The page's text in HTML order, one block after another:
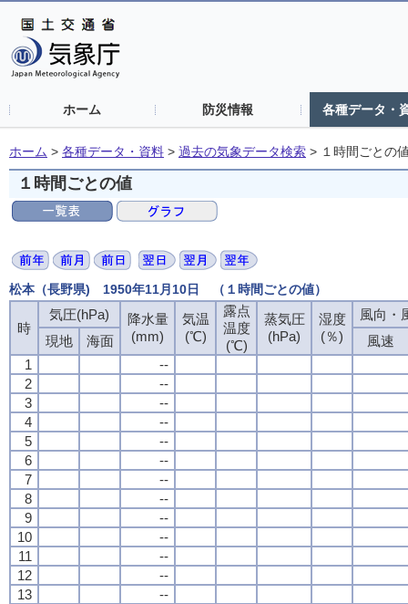
ホーム 防災情報 各種データ・
ホーム > 各種データ・資料 > 過去の気象データ検索 > １時間ごとの
１時間ごとの値
松本（長野県) 1950年11月10日 （１時間ごとの値）
時
気圧(hPa)
降水量
(mm)
気温
(℃)
露点
温度
(℃)
蒸気圧
(hPa)
湿度
(％)
風向・
現地
海面
風速
1
--
2
--
3
--
4
--
5
--
6
--
7
--
8
--
9
--
10
--
11
--
12
--
13
--